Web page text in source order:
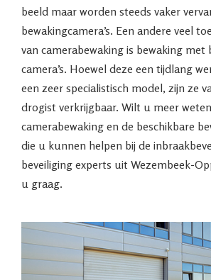
beeld maar worden steeds vaker
bewakingcamera’s. Een andere veel
van camerabewaking is bewaking met
camera’s. Hoewel deze een tijdlang
een zeer specialistisch model, zijn ze
drogist verkrijgbaar. Wilt u meer
camerabewaking en de beschikbare
die u kunnen helpen bij de
beveiliging experts uit Wezembeek-
u graag.